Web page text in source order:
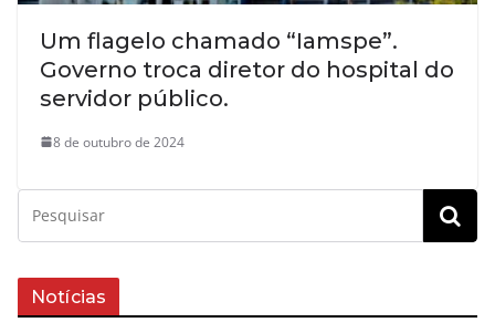
Um flagelo chamado “Iamspe”.
Governo troca diretor do hospital do
servidor público.
8 de outubro de 2024
Notícias